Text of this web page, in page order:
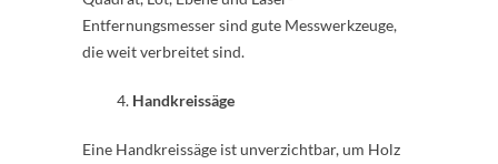
Entfernungsmesser sind gute Messwerkzeuge,
die weit verbreitet sind.
Handkreissäge
Eine Handkreissäge ist unverzichtbar, um Holz